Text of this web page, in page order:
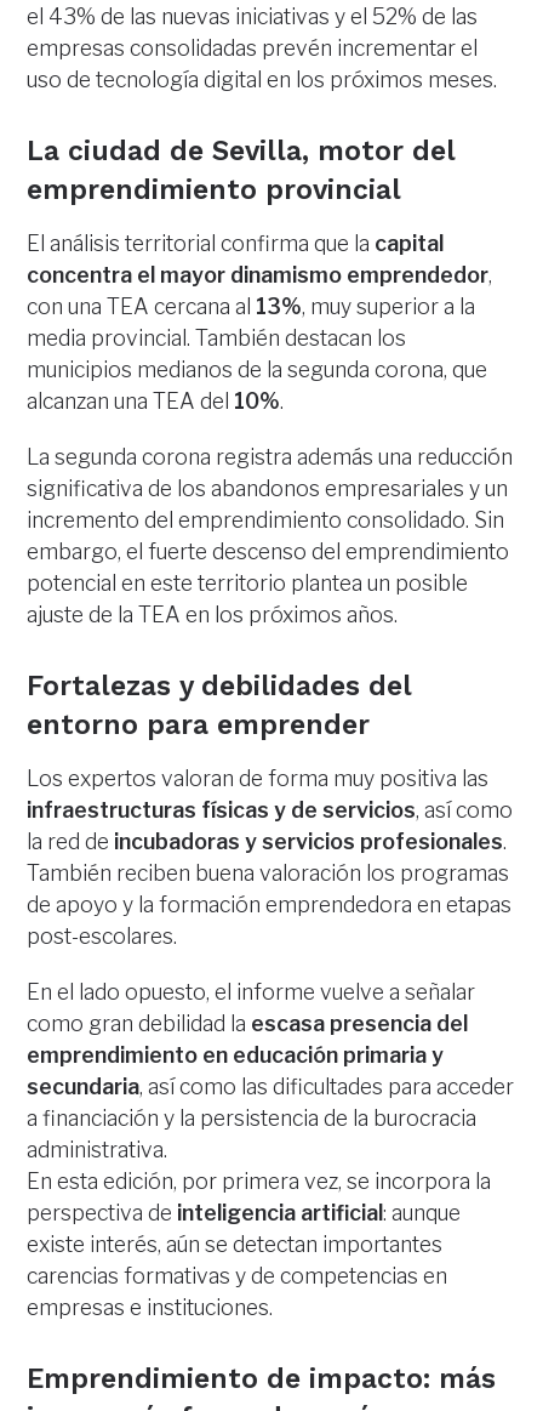
el 43% de las nuevas iniciativas y el 52% de las
empresas consolidadas prevén incrementar el
uso de tecnología digital en los próximos meses.
La ciudad de Sevilla, motor del
emprendimiento provincial
El análisis territorial confirma que la capital
concentra el mayor dinamismo emprendedor,
con una TEA cercana al 13%, muy superior a la
media provincial. También destacan los
municipios medianos de la segunda corona, que
alcanzan una TEA del 10%.
La segunda corona registra además una reducción
significativa de los abandonos empresariales y un
incremento del emprendimiento consolidado. Sin
embargo, el fuerte descenso del emprendimiento
potencial en este territorio plantea un posible
ajuste de la TEA en los próximos años.
Fortalezas y debilidades del
entorno para emprender
Los expertos valoran de forma muy positiva las
infraestructuras físicas y de servicios, así como
la red de incubadoras y servicios profesionales.
También reciben buena valoración los programas
de apoyo y la formación emprendedora en etapas
post-escolares.
En el lado opuesto, el informe vuelve a señalar
como gran debilidad la escasa presencia del
emprendimiento en educación primaria y
secundaria, así como las dificultades para acceder
a financiación y la persistencia de la burocracia
administrativa.
En esta edición, por primera vez, se incorpora la
perspectiva de inteligencia artificial: aunque
existe interés, aún se detectan importantes
carencias formativas y de competencias en
empresas e instituciones.
Emprendimiento de impacto: más